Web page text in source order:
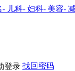
- 儿科- 妇科- 美容-
登录 找回密码